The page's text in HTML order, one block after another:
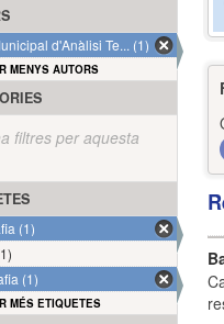
d'Anàlisi Te... (1)
MENYS AUTORS
filtres per aquesta
(1)
(1)
MÉS ETIQUETES